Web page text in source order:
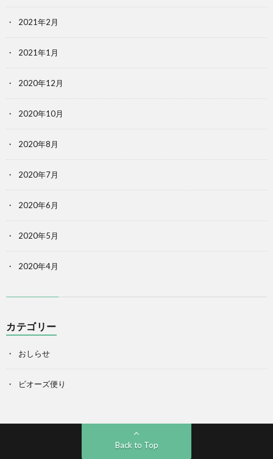
2021年2月
2021年1月
2020年12月
2020年10月
2020年8月
2020年7月
2020年6月
2020年5月
2020年4月
カテゴリー
おしらせ
ビオーズ便り
Back to Top